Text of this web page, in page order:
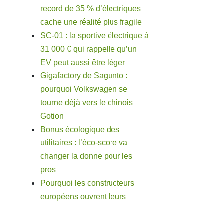
record de 35 % d’électriques
cache une réalité plus fragile
SC-01 : la sportive électrique à
31 000 € qui rappelle qu’un
EV peut aussi être léger
Gigafactory de Sagunto :
pourquoi Volkswagen se
tourne déjà vers le chinois
Gotion
Bonus écologique des
utilitaires : l’éco-score va
changer la donne pour les
pros
Pourquoi les constructeurs
européens ouvrent leurs